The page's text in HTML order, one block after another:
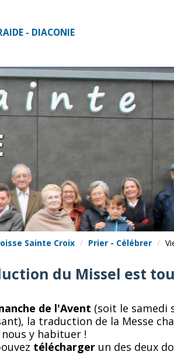
Sainte Croix Prier - Célébrer
du Missel est
de l'Avent (soit le samedi
la traduction de la Messe
y habituer !
télécharger un des deux
- DIACONIE